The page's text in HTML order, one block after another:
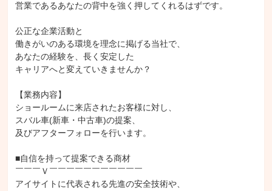
営業であるあなたの背中を強く押してくれるはずです。
公正な企業活動と
働きがいのある環境を理念に掲げる当社で、
あなたの経験を、長く安定した
キャリアへと変えていきませんか？
【業務内容】
ショールームに来店されたお客様に対し、
スバル車(新車・中古車)の提案、
及びアフターフォローを行います。
■自信を持って提案できる商材
￣￣￣Ｖ￣￣￣￣￣￣￣￣￣￣￣
アイサイトに代表される先進の安全技術や、